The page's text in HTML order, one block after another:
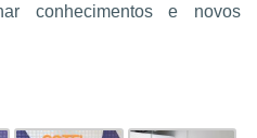
conhecimentos e novos